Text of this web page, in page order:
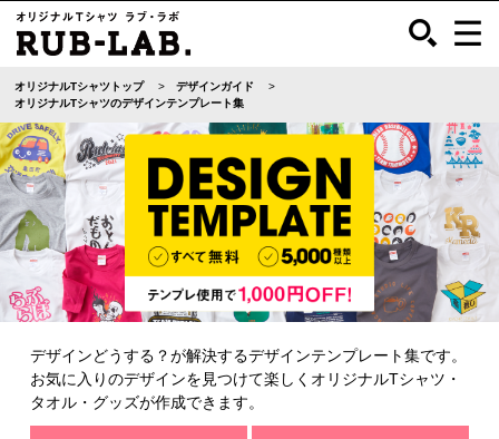
オリジナルTシャツトップ
デザインガイド
オリジナルTシャツのデザインテンプレート集
デザインどうする？が解決するデザインテンプレート集です。
お気に入りのデザインを見つけて楽しくオリジナルTシャツ・
タオル・グッズが作成できます。